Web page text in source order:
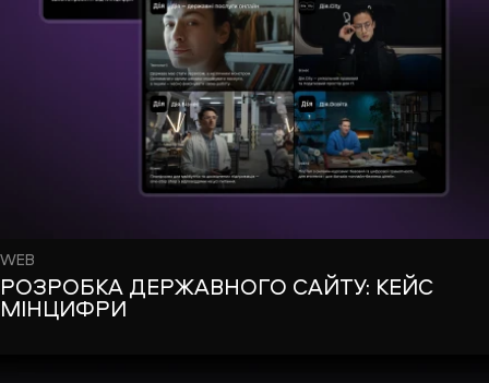
WEB
РОЗРОБКА ДЕРЖАВНОГО САЙТУ: КЕЙС
МІНЦИФРИ